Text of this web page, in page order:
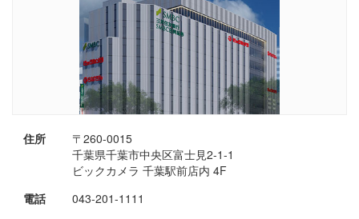
住所
〒260-0015
千葉県千葉市中央区富士見2-1-1
ビックカメラ 千葉駅前店内 4F
電話
043-201-1111